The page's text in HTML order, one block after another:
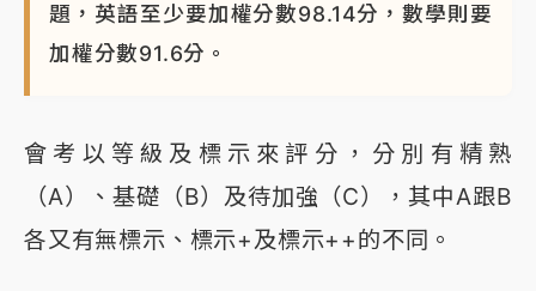
題，英語至少要加權分數98.14分，數學則要
加權分數91.6分。
會考以等級及標示來評分，分別有精熟
（A）、基礎（B）及待加強（C），其中A跟B
各又有無標示、標示+及標示++的不同。